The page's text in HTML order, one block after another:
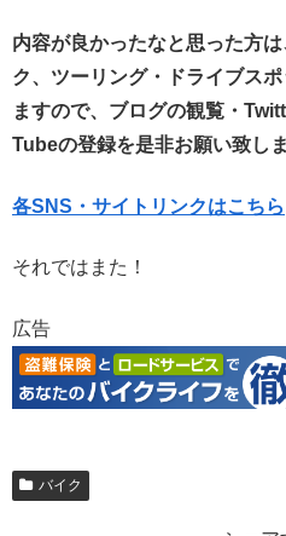
内容が良かったなと思った方
ク、ツーリング・ドライブス
ますので、ブログの観覧・
Tubeの登録を是非お願い致しま
各SNS・サイトリンクはこちら
それではまた！
広告
バイク